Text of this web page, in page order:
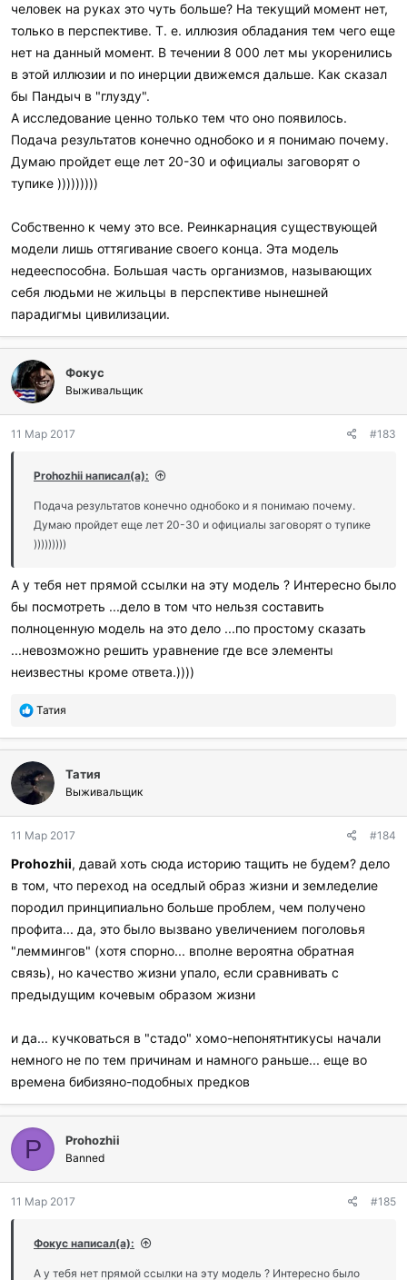
человек на руках это чуть больше? На текущий момент нет,
только в перспективе. Т. е. иллюзия обладания тем чего еще
нет на данный момент. В течении 8 000 лет мы укоренились
в этой иллюзии и по инерции движемся дальше. Как сказал
бы Пандыч в "глузду".
А исследование ценно только тем что оно появилось.
Подача результатов конечно однобоко и я понимаю почему.
Думаю пройдет еще лет 20-30 и официалы заговорят о
тупике )))))))))
Собственно к чему это все. Реинкарнация существующей
модели лишь оттягивание своего конца. Эта модель
недееспособна. Большая часть организмов, называющих
себя людьми не жильцы в перспективе нынешней
парадигмы цивилизации.
Фокус
Выживальщик
11 Мар 2017 #183
Prohozhii написал(а):
Подача результатов конечно однобоко и я понимаю почему.
Думаю пройдет еще лет 20-30 и официалы заговорят о тупике
)))))))))
А у тебя нет прямой ссылки на эту модель ? Интересно было
бы посмотреть ...дело в том что нельзя составить
полноценную модель на это дело ...по простому сказать
...невозможно решить уравнение где все элементы
неизвестны кроме ответа.))))
П
б
л
а
г
о
а
и
л
и
:
Татия
Татия
Выживальщик
11 Мар 2017 #184
Prohozhii, давай хоть сюда историю тащить не будем? дело
в том, что переход на оседлый образ жизни и земледелие
породил принципиально больше проблем, чем получено
профита... да, это было вызвано увеличением поголовья
"леммингов" (хотя спорно... вполне вероятна обратная
связь), но качество жизни упало, если сравнивать с
предыдущим кочевым образом жизни
и да... кучковаться в "стадо" хомо-непонятнтикусы начали
немного не по тем причинам и намного раньше... еще во
времена бибизяно-подобных предков
P Prohozhii
Banned
11 Мар 2017 #185
Фокус написал(а):
А у тебя нет прямой ссылки на эту модель ? Интересно было